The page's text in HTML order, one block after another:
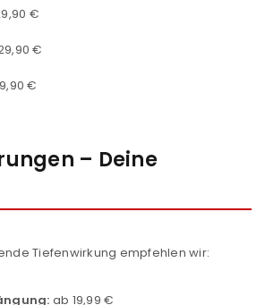
€
€
€
– Deine
Tiefenwirkung empfehlen wir:
ab 19,99 €